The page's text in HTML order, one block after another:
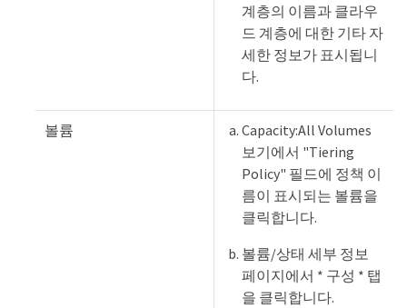
계층의 이름과 클라우
드 계층에 대한 기타 자
세한 정보가 표시됩니
다.
볼륨
Capacity:All Volumes
보기에서 "Tiering
Policy" 필드에 정책 이
름이 표시되는 볼륨을
클릭합니다.
볼륨/상태 세부 정보
페이지에서 * 구성 * 탭
을 클릭합니다.